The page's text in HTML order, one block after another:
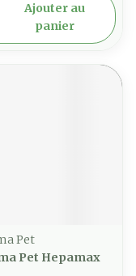
Ajouter au
panier
Pet
Pet Hepamax